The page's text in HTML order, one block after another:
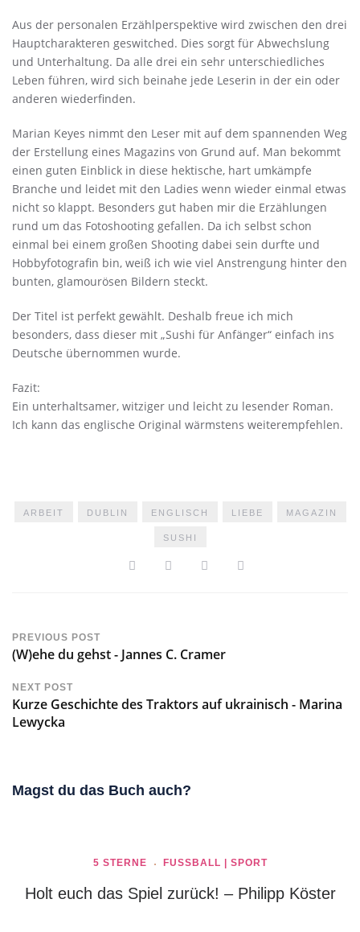
Aus der personalen Erzählperspektive wird zwischen den drei
Hauptcharakteren geswitched. Dies sorgt für Abwechslung
und Unterhaltung. Da alle drei ein sehr unterschiedliches
Leben führen, wird sich beinahe jede Leserin in der ein oder
anderen wiederfinden.
Marian Keyes nimmt den Leser mit auf dem spannenden Weg
der Erstellung eines Magazins von Grund auf. Man bekommt
einen guten Einblick in diese hektische, hart umkämpfe
Branche und leidet mit den Ladies wenn wieder einmal etwas
nicht so klappt. Besonders gut haben mir die Erzählungen
rund um das Fotoshooting gefallen. Da ich selbst schon
einmal bei einem großen Shooting dabei sein durfte und
Hobbyfotografin bin, weiß ich wie viel Anstrengung hinter den
bunten, glamourösen Bildern steckt.
Der Titel ist perfekt gewählt. Deshalb freue ich mich
besonders, dass dieser mit „Sushi für Anfänger“ einfach ins
Deutsche übernommen wurde.
Fazit:
Ein unterhaltsamer, witziger und leicht zu lesender Roman.
Ich kann das englische Original wärmstens weiterempfehlen.
ARBEIT DUBLIN ENGLISCH LIEBE MAGAZIN
SUSHI
PREVIOUS POST
(W)ehe du gehst - Jannes C. Cramer
NEXT POST
Kurze Geschichte des Traktors auf ukrainisch - Marina
Lewycka
Magst du das Buch auch?
5 STERNE FUSSBALL | SPORT
Holt euch das Spiel zurück! – Philipp Köster